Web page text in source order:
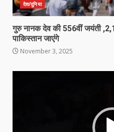
देश/दुनिया
गुरु नानक देव की 556वीं जयंती
पाकिस्तान जाएंगे
November 3, 2025